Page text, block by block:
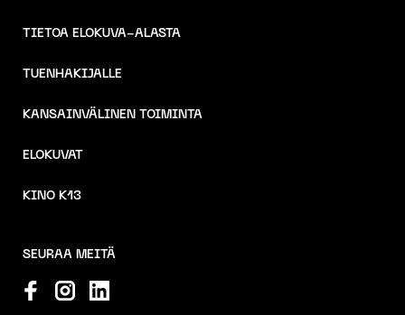
TIETOA ELOKUVA-ALASTA
TUENHAKIJALLE
KANSAINVÄLINEN TOIMINTA
ELOKUVAT
KINO K13
SEURAA MEITÄ